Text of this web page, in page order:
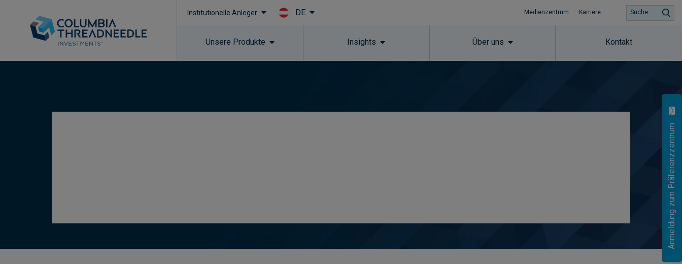
Skip to main content
Institutionelle Anleger DE Medienzentrum Karriere
Unsere Produkte Insights Über uns Kontakt
Suche
Anmeldung zum Präferenzzentrum